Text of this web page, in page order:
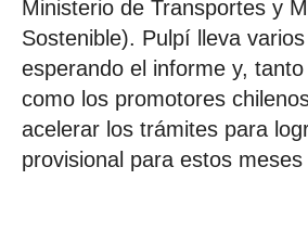
Ministerio de Transportes y
Sostenible). Pulpí lleva
esperando el informe y,
como los promotores
acelerar los trámites para
provisional para estos meses